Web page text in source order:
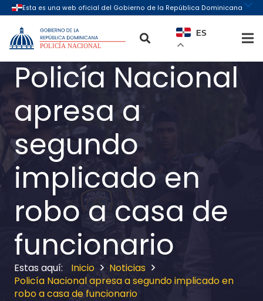
ES
Policía Nacional
apresa a
segundo
implicado en
robo a casa de
funcionario
Inicio
Noticias
Policía Nacional apresa a segundo implicado en
robo a casa de funcionario